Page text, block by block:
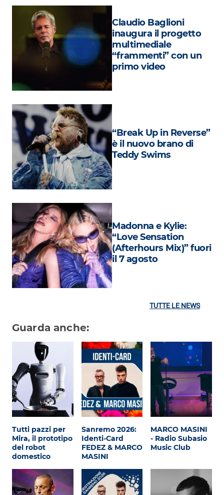
Musica
Cultura
Attualità
Costume
Extra
Eventi
Claudio Baglioni
inaugura il progetto
multimediale
“frammenti” con un
primo video
“Break Up in Reverse”
è il nuovo brano di
Teddy Swims
Madonna e Kylie:
“Love Sensation
(Afterhours Mix)” fuori
il 7 agosto
TUTTE LE NEWS
Guarda anche:
Tutti pazzi per
Mira, il prototipo
del robot
domestico
Sanremo 2026:
Identi-Card
FEDEZ & MARCO
MASINI
MARCO MASINI
- Radio Subasio
Music Club